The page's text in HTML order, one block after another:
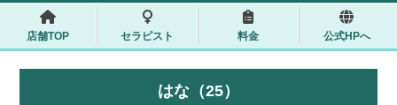
店舗TOP セラピスト 料金 公式HPへ
はな（25）